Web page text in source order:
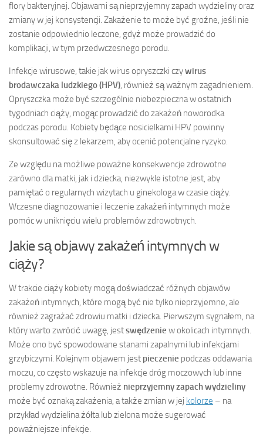
flory bakteryjnej. Objawami są nieprzyjemny zapach wydzieliny oraz
zmiany w jej konsystencji. Zakażenie to może być groźne, jeśli nie
zostanie odpowiednio leczone, gdyż może prowadzić do
komplikacji, w tym przedwczesnego porodu.
Infekcje wirusowe, takie jak wirus opryszczki czywirus
brodawczaka ludzkiego (HPV), również są ważnym zagadnieniem.
Opryszczka może być szczególnie niebezpieczna w ostatnich
tygodniach ciąży, mogąc prowadzić do zakażeń noworodka
podczas porodu. Kobiety będące nosicielkami HPV powinny
skonsultować się z lekarzem, aby ocenić potencjalne ryzyko.
Ze względu na możliwe poważne konsekwencje zdrowotne
zarówno dla matki, jak i dziecka, niezwykle istotne jest, aby
pamiętać o regularnych wizytach u ginekologa w czasie ciąży.
Wczesne diagnozowanie i leczenie zakażeń intymnych może
pomóc w uniknięciu wielu problemów zdrowotnych.
Jakie są objawy zakażeń intymnych w
ciąży?
W trakcie ciąży kobiety mogą doświadczać różnych objawów
zakażeń intymnych, które mogą być nie tylko nieprzyjemne, ale
również zagrażać zdrowiu matki i dziecka. Pierwszym sygnałem, na
który warto zwrócić uwagę, jestswędzenie w okolicach intymnych.
Może ono być spowodowane stanami zapalnymi lub infekcjami
grzybiczymi. Kolejnym objawem jest pieczenie podczas oddawania
moczu, co często wskazuje na infekcje dróg moczowych lub inne
problemy zdrowotne. Również nieprzyjemny zapach wydzieliny
może być oznaką zakażenia, a także zmian w jej kolorze – na
przykład wydzielina żółta lub zielona może sugerować
poważniejsze infekcje.